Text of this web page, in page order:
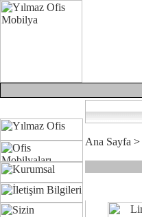
Ana Sayfa >